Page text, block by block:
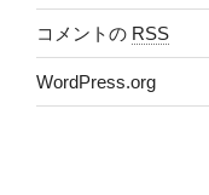
コメントの RSS
WordPress.org